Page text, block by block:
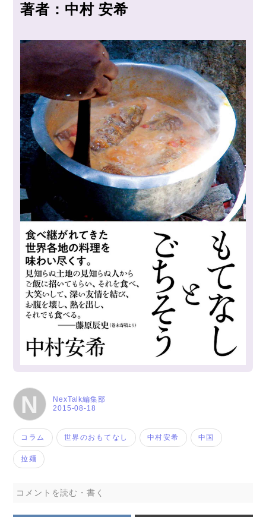
著者：中村 安希
N 2015-08-18
NexTalk編集部
コラム 世界のおもてなし 中村安希 中国
拉麺
コメントを読む・書く